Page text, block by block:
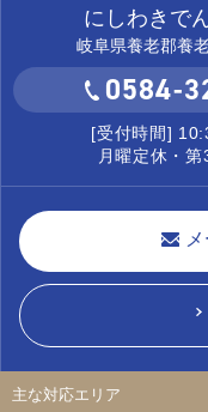
にしわきで
岐阜県養老郡養
0584-
[受付時間]
月曜定休・
主な対応エリア